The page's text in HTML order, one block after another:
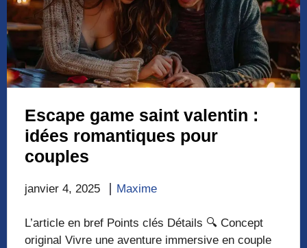
Escape game saint valentin :
idées romantiques pour
couples
janvier 4, 2025 Maxime
L’article en bref Points clés Détails 🔍 Concept
original Vivre une aventure immersive en couple